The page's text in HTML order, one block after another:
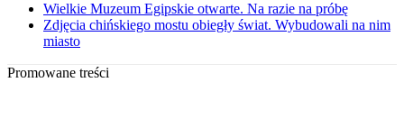
Wielkie Muzeum Egipskie otwarte. Na razie na próbę
Zdjęcia chińskiego mostu obiegły świat. Wybudowali na nim
miasto
Promowane treści